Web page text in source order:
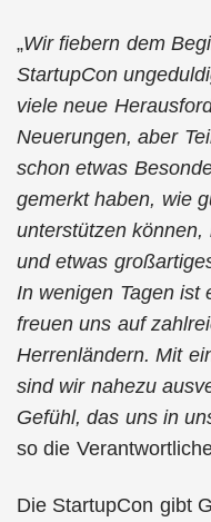
„Wir fiebern dem
StartupCon
viele neue
Neuerungen, aber
schon etwas
gemerkt haben, wie
unterstützen
und etwas
In wenigen Tagen ist
freuen uns auf
Herrenländern. Mit
sind wir nahezu
Gefühl, das uns in
so die
Die StartupCon gibt